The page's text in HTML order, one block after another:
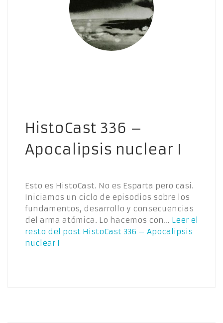
HistoCast 336 –
Apocalipsis nuclear I
Esto es HistoCast. No es Esparta pero casi.
Iniciamos un ciclo de episodios sobre los
fundamentos, desarrollo y consecuencias
del arma atómica. Lo hacemos con… Leer el
resto del post HistoCast 336 – Apocalipsis
nuclear I